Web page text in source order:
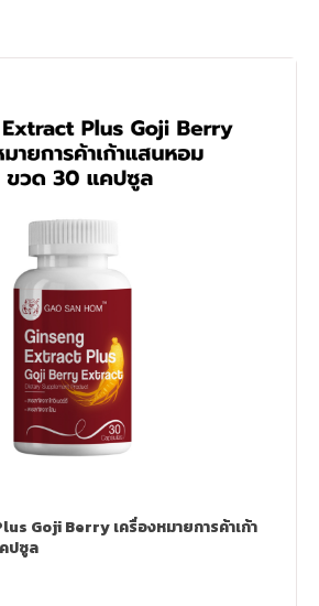
Goji Berry เครื่องหมายการค้าเก้า
ปซูล